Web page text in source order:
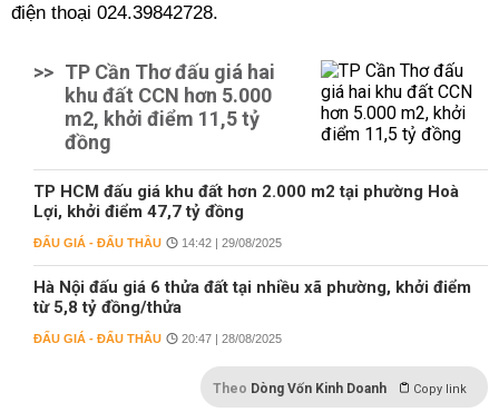
điện thoại 024.39842728.
>> TP Cần Thơ đấu giá hai
khu đất CCN hơn 5.000
m2, khởi điểm 11,5 tỷ
đồng
TP HCM đấu giá khu đất hơn 2.000 m2 tại phường Hoà
Lợi, khởi điểm 47,7 tỷ đồng
ĐẤU GIÁ - ĐẤU THẦU 14:42 | 29/08/2025
Hà Nội đấu giá 6 thửa đất tại nhiều xã phường, khởi điểm
từ 5,8 tỷ đồng/thửa
ĐẤU GIÁ - ĐẤU THẦU 20:47 | 28/08/2025
Theo Dòng Vốn Kinh Doanh Copy link